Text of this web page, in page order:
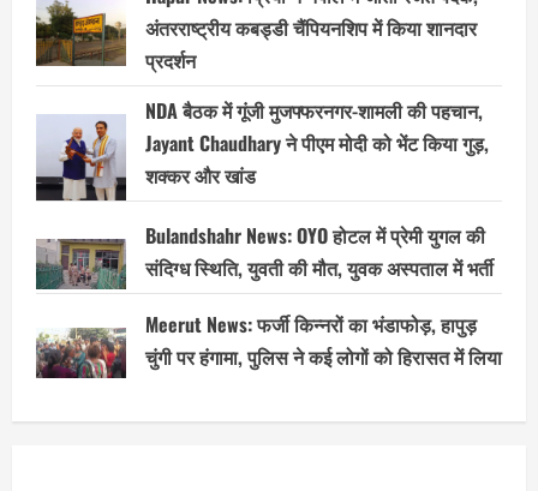
अंतरराष्ट्रीय कबड्डी चैंपियनशिप में किया शानदार
प्रदर्शन
NDA बैठक में गूंजी मुजफ्फरनगर-शामली की पहचान,
Jayant Chaudhary ने पीएम मोदी को भेंट किया गुड़,
शक्कर और खांड
Bulandshahr News: OYO होटल में प्रेमी युगल की
संदिग्ध स्थिति, युवती की मौत, युवक अस्पताल में भर्ती
Meerut News: फर्जी किन्नरों का भंडाफोड़, हापुड़
चुंगी पर हंगामा, पुलिस ने कई लोगों को हिरासत में लिया